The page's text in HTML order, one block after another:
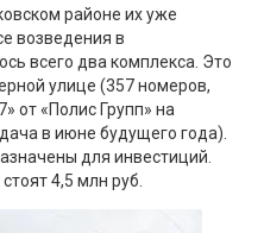
районе их уже
возведения в
всего два комплекса. Это
улице (357 номеров,
от «Полис Групп» на
в июне будущего года).
для инвестиций.
4,5 млн руб.